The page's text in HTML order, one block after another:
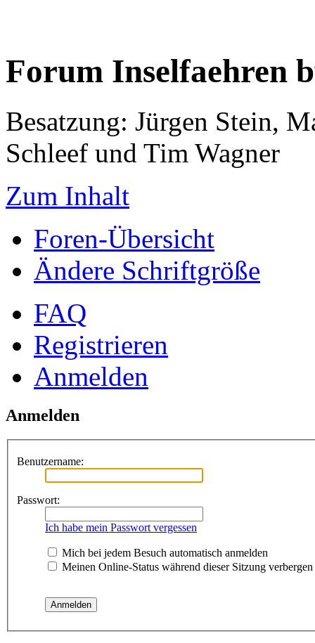
Forum Inselfaehren
Besatzung: Jürgen Stein,
Schleef und Tim Wagner
Zum Inhalt
Foren-Übersicht
Ändere Schriftgröße
FAQ
Registrieren
Anmelden
Anmelden
Benutzername:
Passwort:
Ich habe mein Passwort vergessen
Mich bei jedem Besuch automatisch anmelden
Meinen Online-Status während dieser Sitzung verbergen